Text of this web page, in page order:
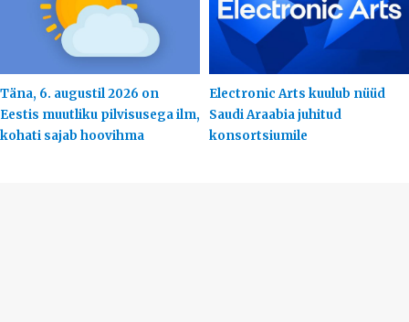
Täna, 6. augustil 2026 on
Eestis muutliku pilvisusega ilm,
kohati sajab hoovihma
Electronic Arts kuulub nüüd
Saudi Araabia juhitud
konsortsiumile